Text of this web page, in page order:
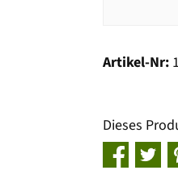
Artikel-Nr:
Dieses